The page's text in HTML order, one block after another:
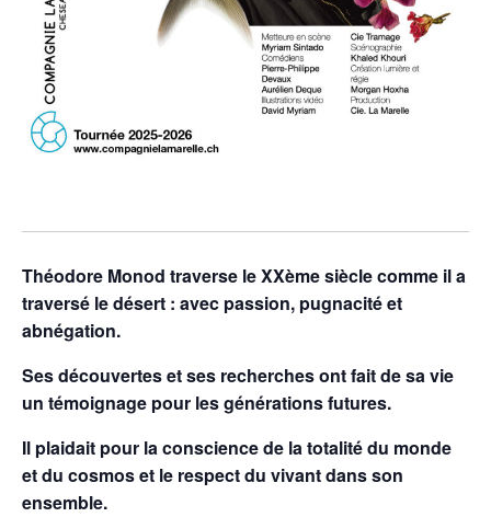
Théodore Monod traverse le XXème siècle comme il a
traversé le désert : avec passion, pugnacité et
abnégation.
Ses découvertes et ses recherches ont fait de sa vie
un témoignage pour les générations futures.
Il plaidait pour la conscience de la totalité du monde
et du cosmos et le respect du vivant dans son
ensemble.